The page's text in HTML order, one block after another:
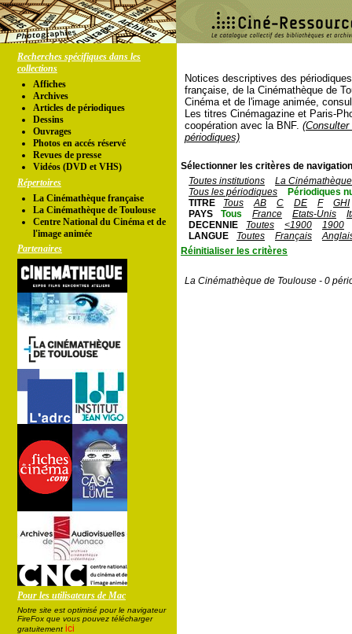
Recherches spécifiques dans les
collections
Affiches
Archives
Articles de périodiques
Dessins
Ouvrages
Photos en accés réservé
Revues de presse
Vidéos (DVD et VHS)
Répertoires
La Cinémathèque française
La Cinémathèque de Toulouse
Centre National du Cinéma et de
l'image animée
Partenaires
Pour les utilisateurs de Mac
Notre site est optimisé pour le navigateur
FireFox que vous pouvez télécharger
gratuitement ici
Notices descriptives des
française, de la Cinémathèque de
Cinéma et de l'image animée,
Les titres Cinémagazine et Paris-
coopération avec la BNF.
périodiques)
Sélectionner les critères de
Toutes institutions
La
Tous les périodiques
Périodiques
TITRE
Tous AB C DE F
GHI
PAYS
Tous France Etats-Unis
DECENNIE
Toutes <1900
1900
LANGUE
Toutes Français
Réinitialiser les critères
La Cinémathèque de Toulouse - 0